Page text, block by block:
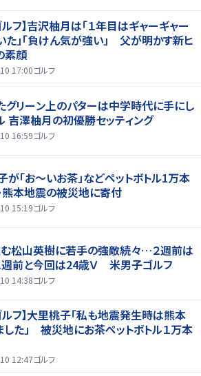
ルフ】吉沢柚月は「１年目はギャーギャー
た」「負けん気が強い」 父が明かす新ヒ
素顔
17:00ゴルフ
グリーン上のパターは中学時代に手にし
吉澤柚月の初優勝セッティング
16:59ゴルフ
が「お～いお茶」などペットボトル1万本
熊本地震の被災地に寄付
15:19ゴルフ
松山英樹に若手の強敵続々…２週前は
週前と今回は24歳Ｖ 米男子ゴルフ
14:38ゴルフ
ルフ】大里桃子「私も地震発生時は熊本
した」 被災地にお茶ペットボトル１万本
12:47ゴルフ